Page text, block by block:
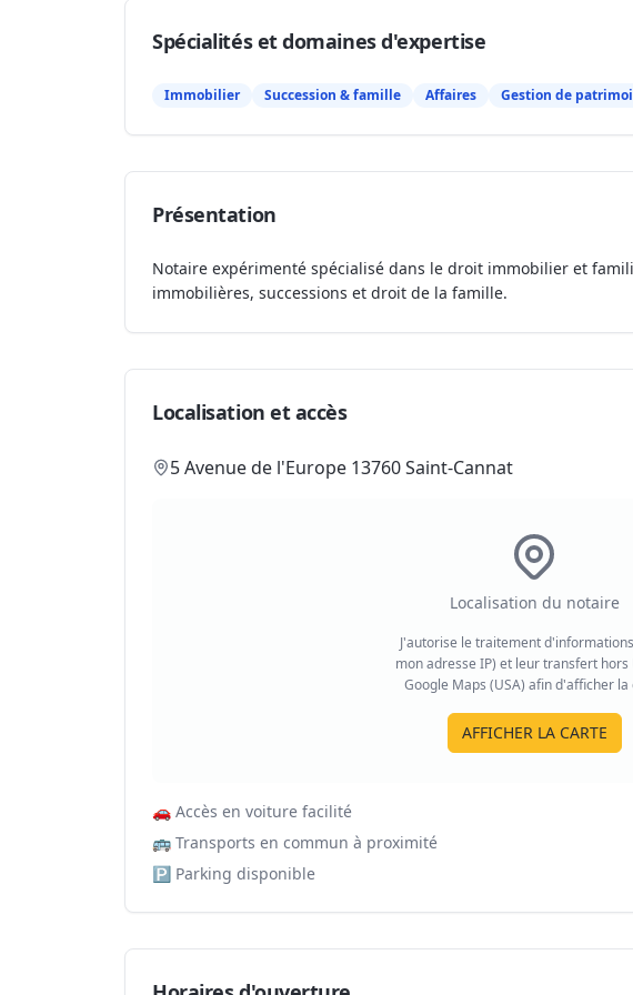
Spécialités et domaines d'expertise
Immobilier Succession & famille Affaires Gestion de
Présentation
Notaire expérimenté spécialisé dans le droit immobilier et
immobilières, successions et droit de la famille.
Localisation et accès
5 Avenue de l'Europe 13760 Saint-Cannat
Localisation du notaire
J'autorise le traitement
mon adresse IP) et leur transfert hors
Google Maps (USA) afin d'afficher la
AFFICHER LA CARTE
🚗 Accès en voiture facilité
🚌 Transports en commun à proximité
🅿️ Parking disponible